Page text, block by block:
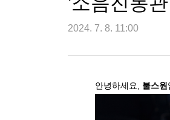
2024. 7. 8. 11:00
안녕하세요 불스원